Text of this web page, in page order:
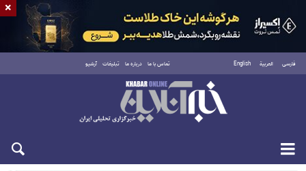
فارسی العربية English تماس با ما درباره ما تبلیغات آرشیو
یکشنبه ۱۸ مرداد ۱۴۰۵
×